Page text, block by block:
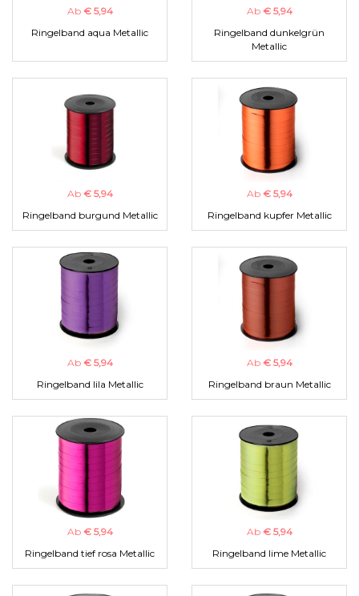
Ab € 5,94
Ringelband aqua Metallic
Ab € 5,94
Ringelband dunkelgrün
Metallic
Ab € 5,94
Ringelband burgund Metallic
Ab € 5,94
Ringelband kupfer Metallic
Ab € 5,94
Ringelband lila Metallic
Ab € 5,94
Ringelband braun Metallic
Ab € 5,94
Ringelband tief rosa Metallic
Ab € 5,94
Ringelband lime Metallic